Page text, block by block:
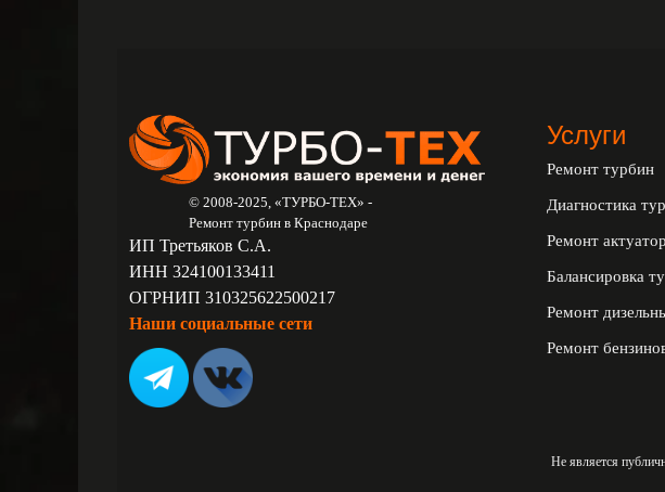
© 2008-2025, «ТУРБО-ТЕХ» -
Ремонт турбин в Краснодаре
ИП Третьяков С.А.
ИНН 324100133411
ОГРНИП 310325622500217
Наши социальные сети
Услуги
Ремонт турбин
Диагностика
Ремонт
Балансировка
Ремонт
Ремонт
Не является